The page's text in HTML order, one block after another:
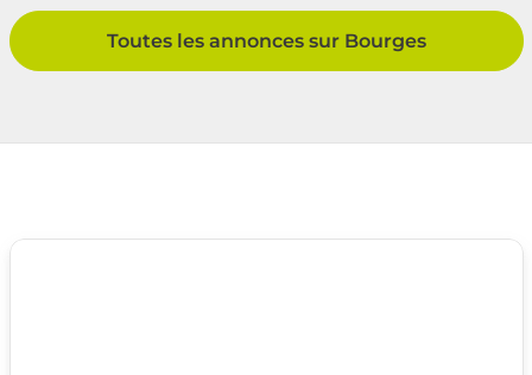
Toutes les annonces sur Bourges